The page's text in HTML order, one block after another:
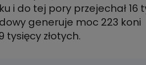
i do tej pory przejechał 16
generuje moc 223 koni
tysięcy złotych.